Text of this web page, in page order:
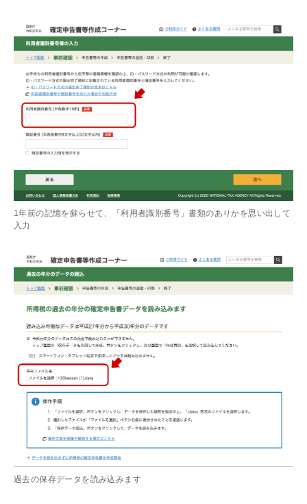
1年前の記憶を蘇らせて、「利用者識別番号」書類のありかを思い出して
入力
過去の保存データを読み込みます